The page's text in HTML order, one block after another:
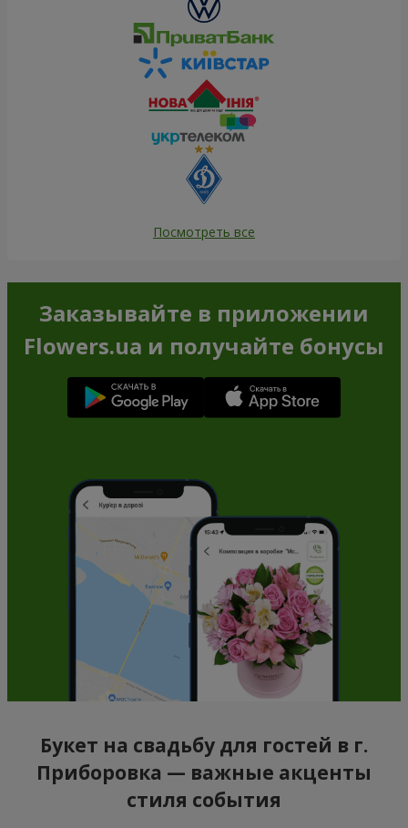
Посмотреть все
Заказывайте в приложении
Flowers.ua и получайте бонусы
Букет на свадьбу для гостей в г.
Приборовка — важные акценты
стиля события